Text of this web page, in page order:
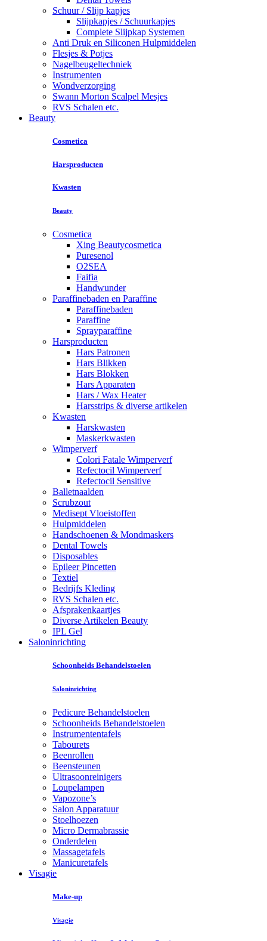
Schuur / Slijp kapjes
Slijpkapjes / Schuurkapjes
Complete Slijpkap Systemen
Anti Druk en Siliconen Hulpmiddelen
Flesjes & Potjes
Nagelbeugeltechniek
Instrumenten
Wondverzorging
Swann Morton Scalpel Mesjes
RVS Schalen etc.
Beauty
Cosmetica
Harsproducten
Kwasten
Beauty
Cosmetica
Xing Beautycosmetica
Puresenol
O2SEA
Faifia
Handwunder
Paraffinebaden en Paraffine
Paraffinebaden
Paraffine
Sprayparaffine
Harsproducten
Hars Patronen
Hars Blikken
Hars Blokken
Hars Apparaten
Hars / Wax Heater
Harsstrips & diverse artikelen
Kwasten
Harskwasten
Maskerkwasten
Wimperverf
Colori Fatale Wimperverf
Refectocil Wimperverf
Refectocil Sensitive
Balletnaalden
Scrubzout
Medisept Vloeistoffen
Hulpmiddelen
Handschoenen & Mondmaskers
Dental Towels
Disposables
Epileer Pincetten
Textiel
Bedrijfs Kleding
RVS Schalen etc.
Afsprakenkaartjes
Diverse Artikelen Beauty
IPL Gel
Saloninrichting
Schoonheids Behandelstoelen
Saloninrichting
Pedicure Behandelstoelen
Schoonheids Behandelstoelen
Instrumententafels
Tabourets
Beenrollen
Beensteunen
Ultrasoonreinigers
Loupelampen
Vapozone’s
Salon Apparatuur
Stoelhoezen
Micro Dermabrassie
Onderdelen
Massagetafels
Manicuretafels
Visagie
Make-up
Visagie